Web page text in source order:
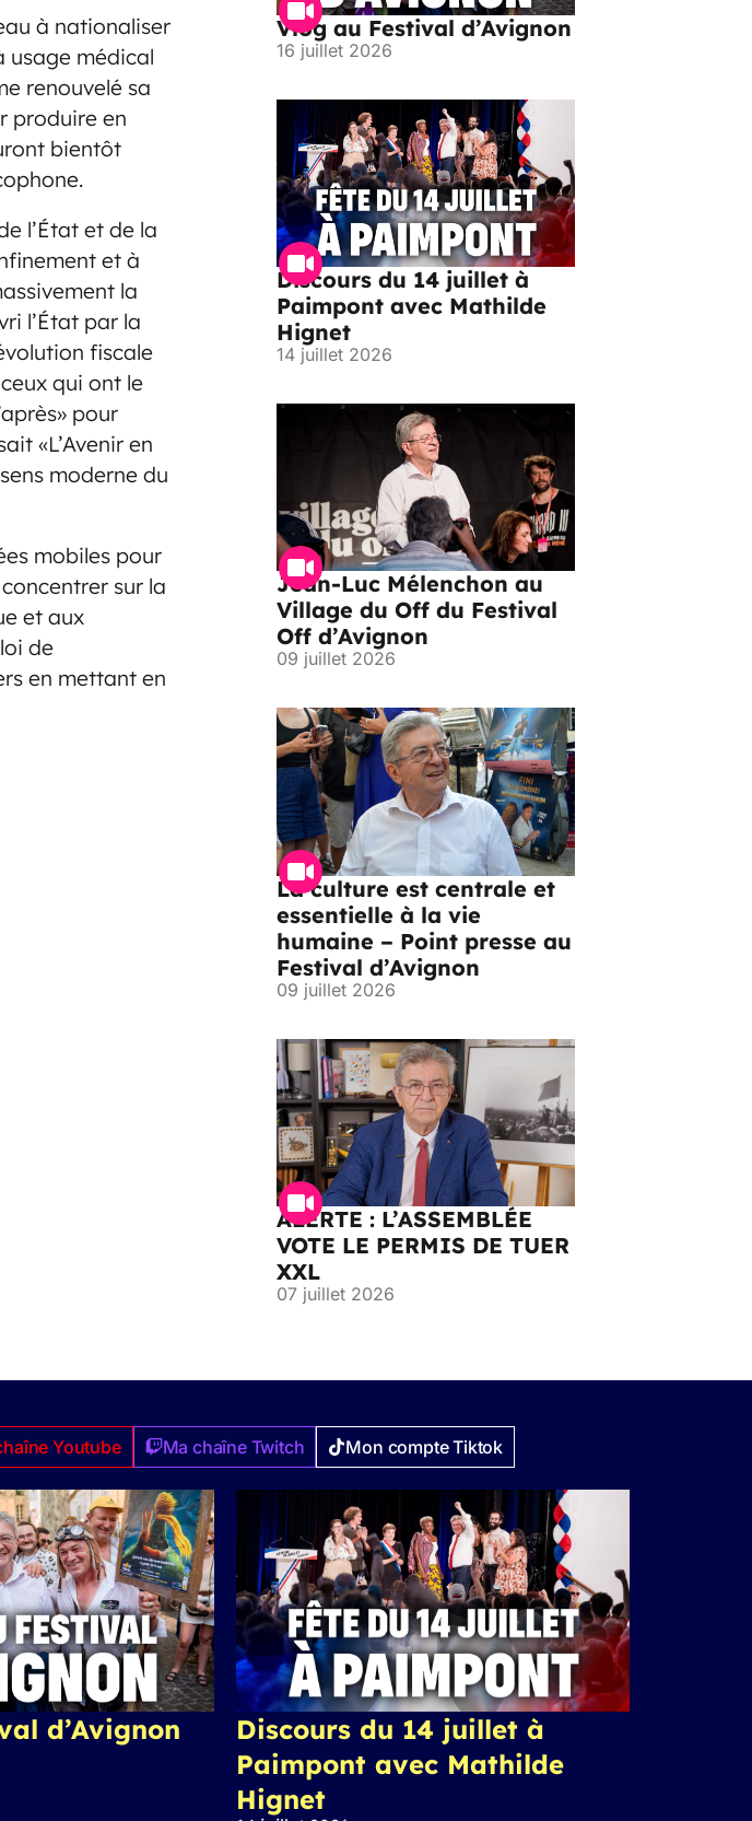
à nationaliser
usage médical
renouvelé sa
produire en
bientôt
l’État et de la
et à
la
l’État par la
fiscale
qui ont le
pour
«L’Avenir en
moderne du
mobiles pour
sur la
et aux
de
en mettant en
Vlog au Festival d’Avignon
16 juillet 2026
Discours du 14 juillet à
Paimpont avec Mathilde
Hignet
14 juillet 2026
Jean-Luc Mélenchon au
Village du Off du Festival
Off d’Avignon
09 juillet 2026
La culture est centrale et
essentielle à la vie
humaine – Point presse au
Festival d’Avignon
09 juillet 2026
ALERTE : L’ASSEMBLÉE
VOTE LE PERMIS DE TUER
XXL
07 juillet 2026
Youtube Ma chaîne Twitch Mon compte Tiktok
d’Avignon
Discours du 14 juillet à
Paimpont avec Mathilde
Hignet